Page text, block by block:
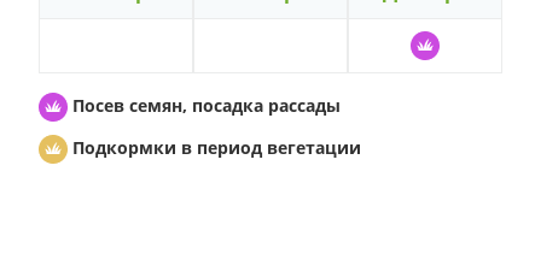
Посев семян, посадка рассады
Подкормки в период вегетации